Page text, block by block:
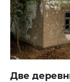
Две